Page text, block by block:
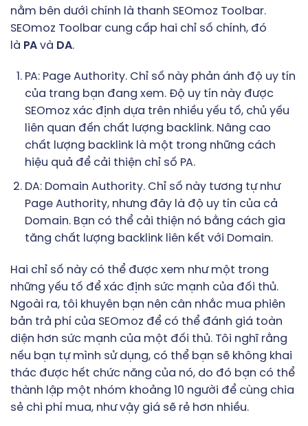
nằm bên dưới chính là thanh SEOmoz Toolbar.
SEOmoz Toolbar cung cấp hai chỉ số chính, đó
là PA và DA.
PA: Page Authority. Chỉ số này phản ánh độ uy tín
của trang bạn đang xem. Độ uy tín này được
SEOmoz xác định dựa trên nhiều yếu tố, chủ yếu
liên quan đến chất lượng backlink. Nâng cao
chất lượng backlink là một trong những cách
hiệu quả để cải thiện chỉ số PA.
DA: Domain Authority. Chỉ số này tương tự như
Page Authority, nhưng đây là độ uy tín của cả
Domain. Bạn có thể cải thiện nó bằng cách gia
tăng chất lượng backlink liên kết với Domain.
Hai chỉ số này có thể được xem như một trong
những yếu tố để xác định sức mạnh của đối thủ.
Ngoài ra, tôi khuyên bạn nên cân nhắc mua phiên
bản trả phí của SEOmoz để có thể đánh giá toàn
diện hơn sức mạnh của một đối thủ. Tôi nghĩ rằng
nếu bạn tự mình sử dụng, có thể bạn sẽ không khai
thác được hết chức năng của nó, do đó bạn có thể
thành lập một nhóm khoảng 10 người để cùng chia
sẻ chi phí mua, như vậy giá sẽ rẻ hơn nhiều.